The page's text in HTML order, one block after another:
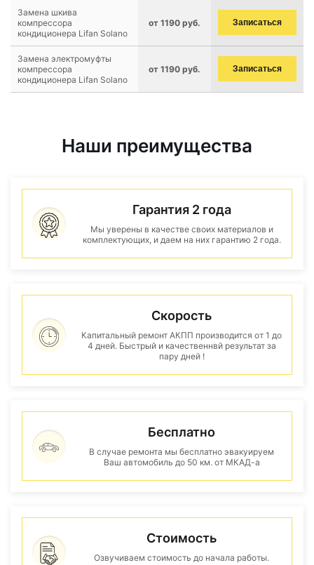
Замена шкива
компрессора
кондиционера Lifan Solano
от 1190 руб. Записаться
Замена электромуфты
компрессора
кондиционера Lifan Solano
от 1190 руб. Записаться
Наши преимущества
Гарантия 2 года
Мы уверены в качестве своих материалов и
комплектующих, и даем на них гарантию 2 года.
Скорость
Капитальный ремонт АКПП производится от 1 до
4 дней. Быстрый и качественнвй результат за
пару дней !
Бесплатно
В случае ремонта мы бесплатно эвакуируем
Ваш автомобиль до 50 км. от МКАД-а
Стоимость
Озвучиваем стоимость до начала работы.